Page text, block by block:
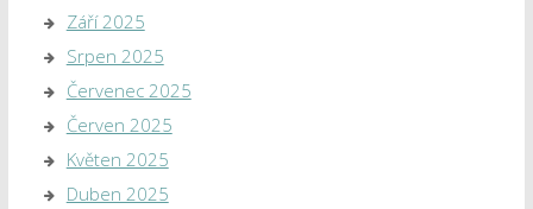
Září 2025
Srpen 2025
Červenec 2025
Červen 2025
Květen 2025
Duben 2025